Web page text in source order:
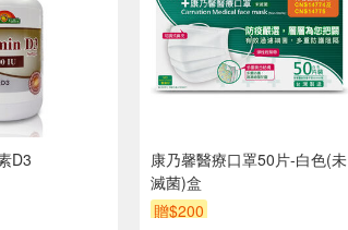
D3
康乃馨醫療口罩50片-白色(未
滅菌)盒
贈$200